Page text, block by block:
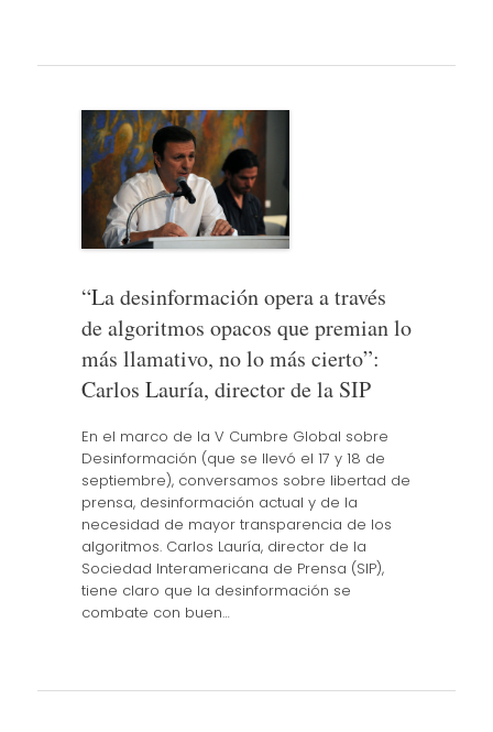
“La desinformación opera a través
de algoritmos opacos que premian lo
más llamativo, no lo más cierto”:
Carlos Lauría, director de la SIP
En el marco de la V Cumbre Global sobre
Desinformación (que se llevó el 17 y 18 de
septiembre), conversamos sobre libertad de
prensa, desinformación actual y de la
necesidad de mayor transparencia de los
algoritmos. Carlos Lauría, director de la
Sociedad Interamericana de Prensa (SIP),
tiene claro que la desinformación se
combate con buen…